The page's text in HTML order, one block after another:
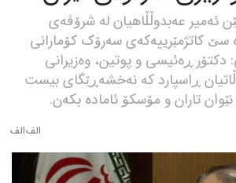
عەبدوڵڵاهیان لە شرۆڤەی
سێ کاتژمێرییەکەی سەرۆک کۆمارانی
دکتۆر ڕەئیسی و پوتین، وەزیرانی
ڕاسپارد کە نەخشەڕێگای بیست
نێوان تاران و مۆسکۆ ئامادە بکەن.